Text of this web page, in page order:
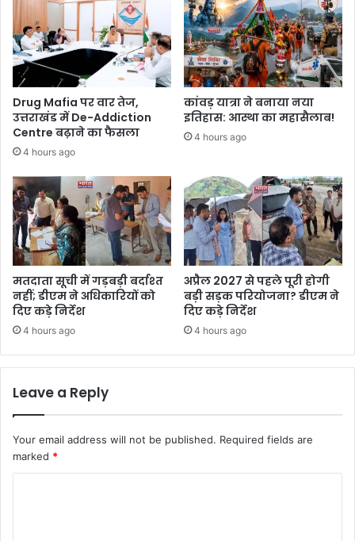
Drug Mafia पर वार तेज,
उत्तराखंड में De-Addiction
Centre बढ़ाने का फैसला
4 hours ago
कांवड़ यात्रा ने बनाया नया
इतिहास: आस्था का महासैलाब!
4 hours ago
मतदाता सूची में गड़बड़ी बर्दाश्त
नहीं; डीएम ने अधिकारियों को
दिए कड़े निर्देश
4 hours ago
अप्रैल 2027 से पहले पूरी होगी
बड़ी सड़क परियोजना? डीएम ने
दिए कड़े निर्देश
4 hours ago
Leave a Reply
Your email address will not be published. Required fields are
marked *